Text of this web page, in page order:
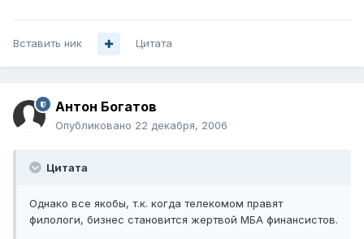
Вставить ник Цитата
Антон Богатов
Опубликовано 22 декабря, 2006
Цитата
Однако все якобы, т.к. когда телекомом правят
филологи, бизнес становится жертвой МБА финансистов.